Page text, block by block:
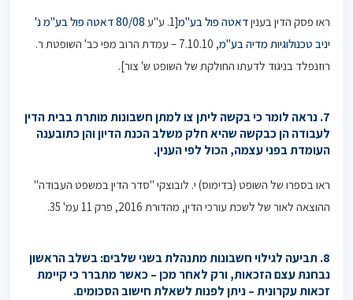
ראו פסק הדין בעניןדאטה פול בע"מ[1. ע"ע 80/08דאטה פול בע"מ נ'
יניב טכנולוגיות מדיה בע"מ
, 7.10.10 – עמדת הרוב מפי כב' השופטת ר.
רוזנפלד בניגוד לדעתו החולקת של השופט ש' צור].
7. נראה לומר כי בקשה ליתן צו למתן חשבונות מותרת בבית הדין
לעבודה הן כבקשה שהיא חלק משלב הכנת הדיון והן כתובענה
העומדת בפני עצמה, הכול לפי הענין.
ראו בספרו של השופט (בדימוס) י. לובוצקי "סדר הדין במשפט העבודה"
ההוצאה לאור של לשכת עורכי הדין, מהדורת 2016, פרק 11 עמ' 35.
8. תביעה לגילוי חשבונות מתנהלת בשני שלבים: בשלב הראשון
נבחנת עצם הזכאות, ורק לאחר מכן – כאשר מתברר כי קיימת
זכאות עקרונית – ניתן לפנות לשאלת חישוב הסכומים.